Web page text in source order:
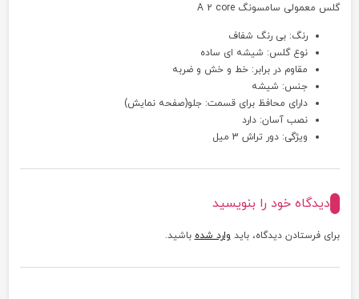
گلس معمولی سامسونگ A 2 core
رنگ: بی رنگ شفاف
نوع گلس: شیشه ای ساده
مقاوم در برابر: خط و خش و ضربه
جنس: شیشه
دارای محافظ برای قسمت: جلو(صفحه نمایش)
نصب آسان: دارد
ویژگی: دور تراش 3 میل
دیدگاه خود را بنویسید
برای فرستادن دیدگاه، باید وارد شده باشید.